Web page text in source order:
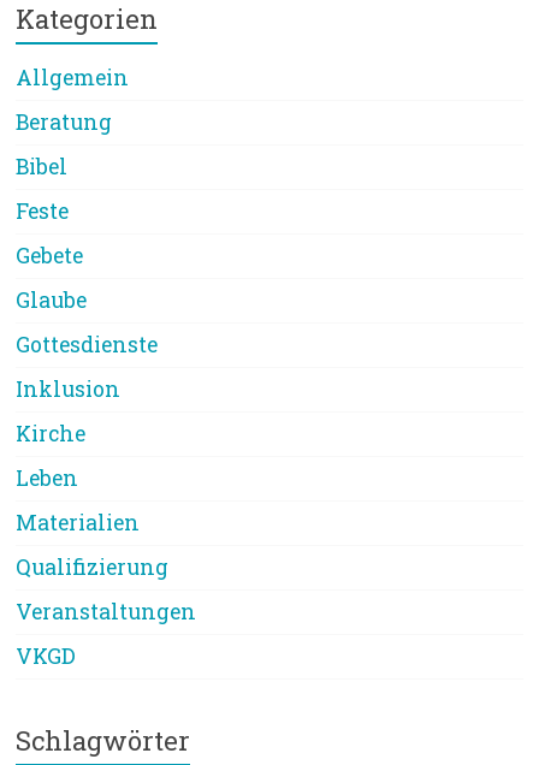
Kategorien
Allgemein
Beratung
Bibel
Feste
Gebete
Glaube
Gottesdienste
Inklusion
Kirche
Leben
Materialien
Qualifizierung
Veranstaltungen
VKGD
Schlagwörter